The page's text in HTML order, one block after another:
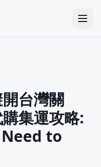
台灣關
集運攻略:
to